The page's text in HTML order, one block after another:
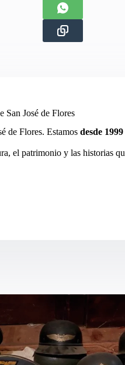
San José de Flores
de Flores. Estamos desde
el patrimonio y las historias